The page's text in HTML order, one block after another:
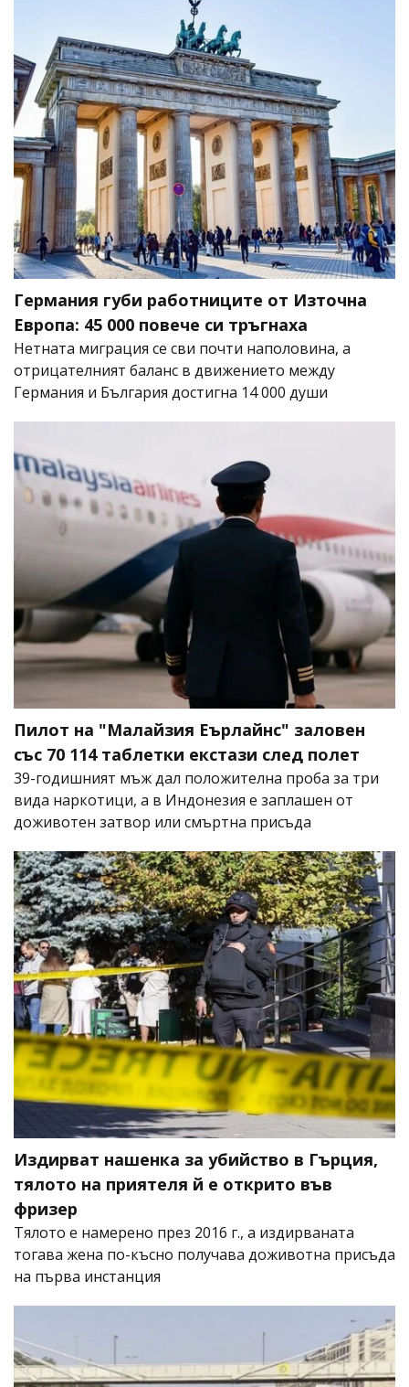
Германия губи работниците от Източна
Европа: 45 000 повече си тръгнаха
Нетната миграция се сви почти наполовина, а
отрицателният баланс в движението между
Германия и България достигна 14 000 души
Пилот на "Малайзия Еърлайнс" заловен
със 70 114 таблетки екстази след полет
39-годишният мъж дал положителна проба за три
вида наркотици, а в Индонезия е заплашен от
доживотен затвор или смъртна присъда
Издирват нашенка за убийство в Гърция,
тялото на приятеля й е открито във
фризер
Тялото е намерено през 2016 г., а издирваната
тогава жена по-късно получава доживотна присъда
на първа инстанция